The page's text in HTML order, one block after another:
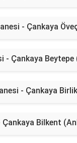
- Çankaya
- Çankaya Beytepe
- Çankaya
Çankaya Bilkent